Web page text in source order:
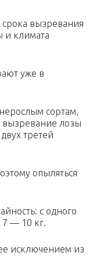
вызревания
и климата
уже в
сортам,
лозы
третей
опыляться
с одного
7 — 10 кг.
исключением из